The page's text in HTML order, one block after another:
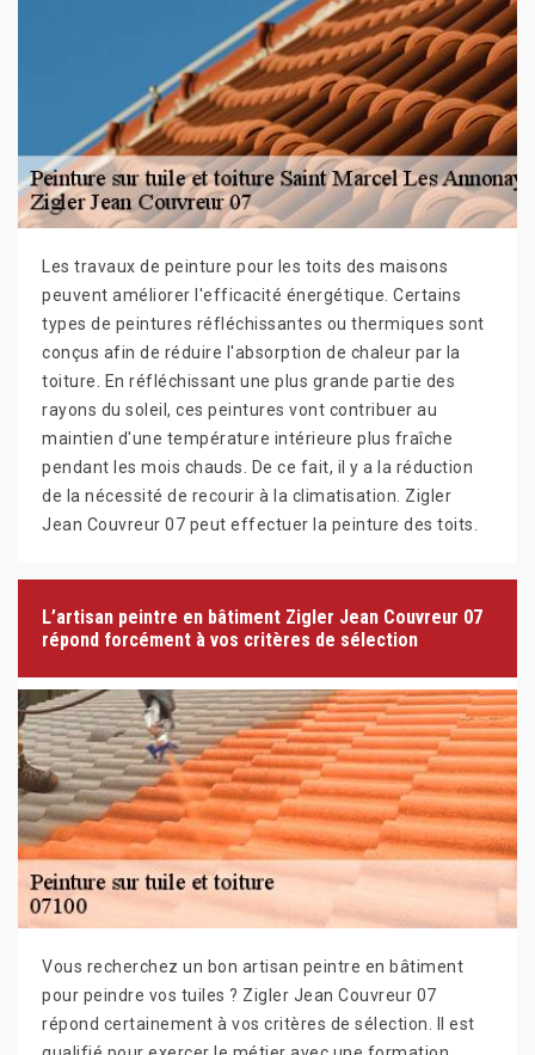
Les travaux de peinture pour les toits des maisons
peuvent améliorer l'efficacité énergétique. Certains
types de peintures réfléchissantes ou thermiques sont
conçus afin de réduire l'absorption de chaleur par la
toiture. En réfléchissant une plus grande partie des
rayons du soleil, ces peintures vont contribuer au
maintien d'une température intérieure plus fraîche
pendant les mois chauds. De ce fait, il y a la réduction
de la nécessité de recourir à la climatisation. Zigler
Jean Couvreur 07 peut effectuer la peinture des toits.
L’artisan peintre en bâtiment Zigler Jean Couvreur 07
répond forcément à vos critères de sélection
Vous recherchez un bon artisan peintre en bâtiment
pour peindre vos tuiles ? Zigler Jean Couvreur 07
répond certainement à vos critères de sélection. Il est